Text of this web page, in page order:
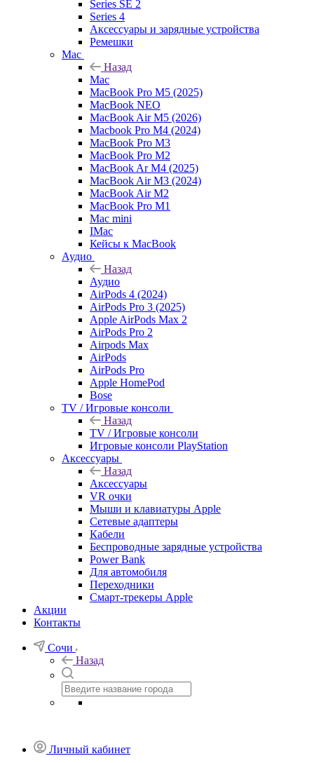
Series SE 2
Series 4
Аксессуары и зарядные устройства
Ремешки
Mac
Назад
Mac
MacBook Pro M5 (2025)
MacBook NEO
MacBook Air M5 (2026)
Macbook Pro M4 (2024)
MacBook Pro M3
MacBook Pro M2
MacBook Ar M4 (2025)
MacBook Air M3 (2024)
MacBook Air M2
MacBook Pro M1
Mac mini
IMac
Кейсы к MacBook
Аудио
Назад
Аудио
AirPods 4 (2024)
AirPods Pro 3 (2025)
Apple AirPods Max 2
AirPods Pro 2
Airpods Max
AirPods
AirPods Pro
Apple HomePod
Bose
TV / Игровые консоли
Назад
TV / Игровые консоли
Игровые консоли PlayStation
Аксессуары
Назад
Аксессуары
VR очки
Мыши и клавиатуры Apple
Сетевые адаптеры
Кабели
Беспроводные зарядные устройства
Power Bank
Для автомобиля
Переходники
Смарт-трекеры Apple
Акции
Контакты
Сочи
Назад
Личный кабинет